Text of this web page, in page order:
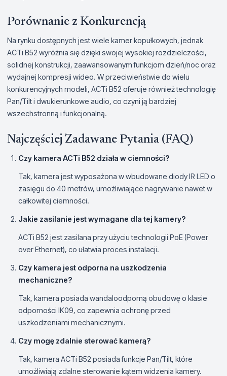
Porównanie z Konkurencją
Na rynku dostępnych jest wiele kamer kopułkowych, jednak
ACTi B52 wyróżnia się dzięki swojej wysokiej rozdzielczości,
solidnej konstrukcji, zaawansowanym funkcjom dzień/noc oraz
wydajnej kompresji wideo. W przeciwieństwie do wielu
konkurencyjnych modeli, ACTi B52 oferuje również technologię
Pan/Tilt i dwukierunkowe audio, co czyni ją bardziej
wszechstronną i funkcjonalną.
Najczęściej Zadawane Pytania (FAQ)
Czy kamera ACTi B52 działa w ciemności?
Tak, kamera jest wyposażona w wbudowane diody IR LED o
zasięgu do 40 metrów, umożliwiające nagrywanie nawet w
całkowitej ciemności.
Jakie zasilanie jest wymagane dla tej kamery?
ACTi B52 jest zasilana przy użyciu technologii PoE (Power
over Ethernet), co ułatwia proces instalacji.
Czy kamera jest odporna na uszkodzenia
mechaniczne?
Tak, kamera posiada wandaloodporną obudowę o klasie
odporności IK09, co zapewnia ochronę przed
uszkodzeniami mechanicznymi.
Czy mogę zdalnie sterować kamerą?
Tak, kamera ACTi B52 posiada funkcje Pan/Tilt, które
umożliwiają zdalne sterowanie kątem widzenia kamery.